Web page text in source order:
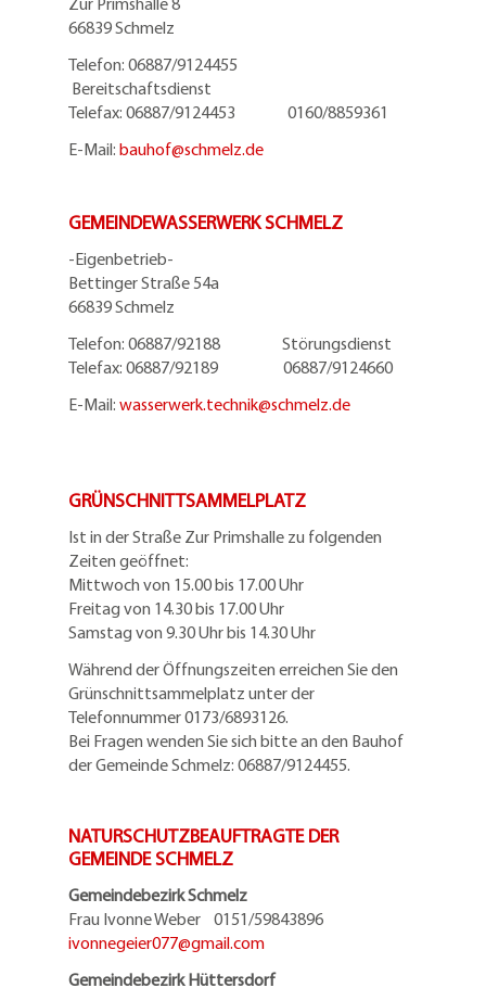
66839 Schmelz
Telefon: 06887/9124455
Bereitschaftsdienst
Telefax: 06887/9124453 0160/8859361
E-Mail: bauhof@schmelz.de
GEMEINDEWASSERWERK SCHMELZ
-Eigenbetrieb-
Bettinger Straße 54a
66839 Schmelz
Telefon: 06887/92188 Störungsdienst
Telefax: 06887/92189 06887/9124660
E-Mail: wasserwerk.technik@schmelz.de
GRÜNSCHNITTSAMMELPLATZ
Ist in der Straße Zur Primshalle zu folgenden
Zeiten geöffnet:
Mittwoch von 15.00 bis 17.00 Uhr
Freitag von 14.30 bis 17.00 Uhr
Samstag von 9.30 Uhr bis 14.30 Uhr
Während der Öffnungszeiten erreichen Sie den
Grünschnittsammelplatz unter der
Telefonnummer 0173/6893126.
Bei Fragen wenden Sie sich bitte an den Bauhof
der Gemeinde Schmelz: 06887/9124455.
NATURSCHUTZBEAUFTRAGTE DER
GEMEINDE SCHMELZ
Gemeindebezirk Schmelz
Frau Ivonne Weber 0151/59843896
ivonnegeier077@gmail.com
Gemeindebezirk Hüttersdorf